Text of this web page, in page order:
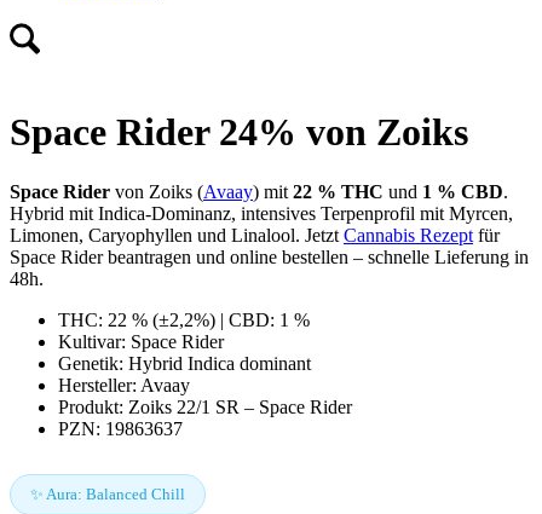
Space Rider 24% von Zoiks
Space Rider von Zoiks (Avaay) mit 22 % THC und 1 % CBD.
Hybrid mit Indica-Dominanz, intensives Terpenprofil mit Myrcen,
Limonen, Caryophyllen und Linalool. Jetzt Cannabis Rezept für
Space Rider beantragen und online bestellen – schnelle Lieferung in
48h.
THC: 22 % (±2,2%) | CBD: 1 %
Kultivar: Space Rider
Genetik: Hybrid Indica dominant
Hersteller: Avaay
Produkt: Zoiks 22/1 SR – Space Rider
PZN: 19863637
✨ Aura: Balanced Chill